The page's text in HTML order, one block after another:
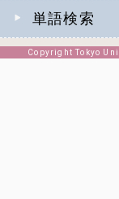
単語検索
Copyright Tokyo